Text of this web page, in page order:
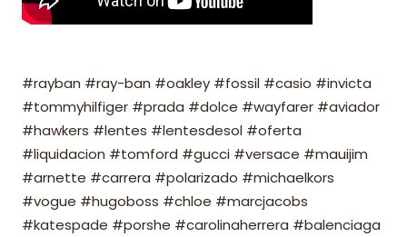
#rayban #ray-ban #oakley #fossil #casio #invicta
#tommyhilfiger #prada #dolce #wayfarer #aviador
#hawkers #lentes #lentesdesol #oferta
#liquidacion #tomford #gucci #versace #mauijim
#arnette #carrera #polarizado #michaelkors
#vogue #hugoboss #chloe #marcjacobs
#katespade #porshe #carolinaherrera #balenciaga